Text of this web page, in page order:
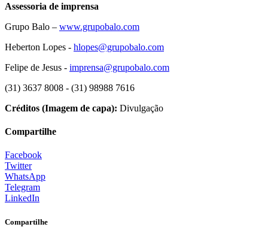
Assessoria de imprensa
Grupo Balo – www.grupobalo.com
Heberton Lopes - hlopes@grupobalo.com
Felipe de Jesus - imprensa@grupobalo.com
(31) 3637 8008 - (31) 98988 7616
Créditos (Imagem de capa): Divulgação
Compartilhe
Facebook
Twitter
WhatsApp
Telegram
LinkedIn
Compartilhe